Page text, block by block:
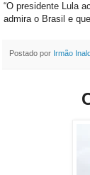
“O presidente Lula
admira o Brasil e
Postado por Irmão